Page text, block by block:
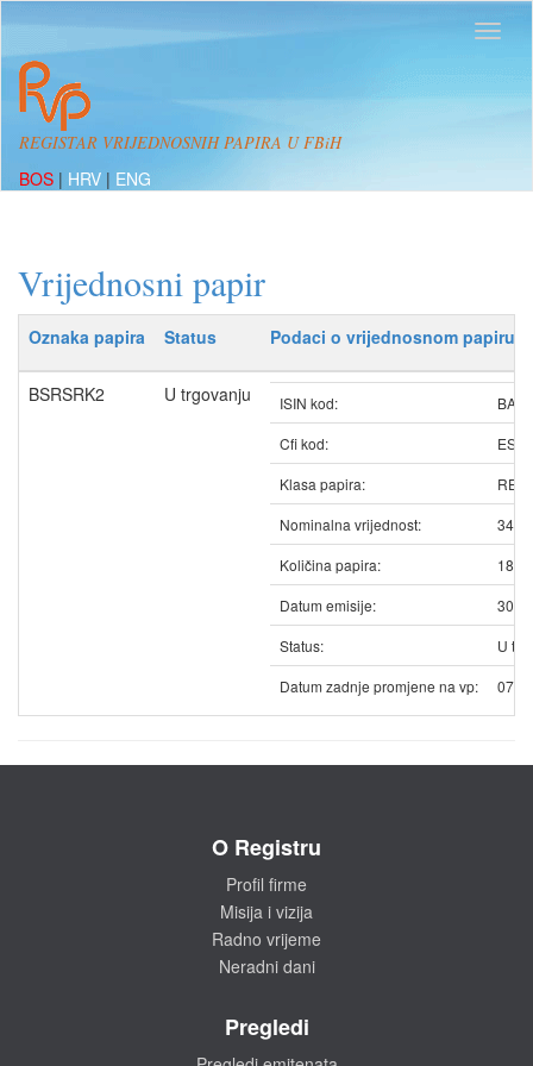
REGISTAR VRIJEDNOSNIH PAPIRA U FBiH
BOS | HRV | ENG
Vrijednosni papir
Oznaka papira Status Podaci o vrijednosnom papiru
BSRSRK2 U trgovanju ISIN kod:
Cfi kod:
Klasa papira:
Nominalna vrijednost:
Količina papira:
Datum emisije:
Status:
U
Datum zadnje promjene na vp:
O Registru
Profil firme
Misija i vizija
Radno vrijeme
Neradni dani
Pregledi